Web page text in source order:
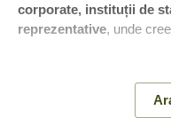
corporate, instituții de
reprezentative, unde